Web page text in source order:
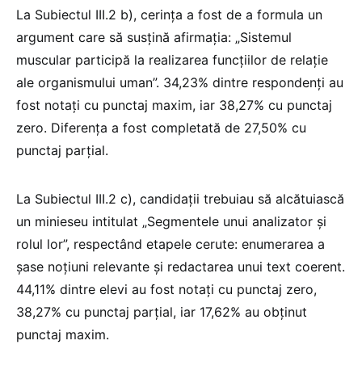
La Subiectul III.2 b), cerința a fost de a formula un
argument care să susțină afirmația: „Sistemul
muscular participă la realizarea funcțiilor de relație
ale organismului uman”. 34,23% dintre respondenți au
fost notați cu punctaj maxim, iar 38,27% cu punctaj
zero. Diferența a fost completată de 27,50% cu
punctaj parțial.
La Subiectul III.2 c), candidații trebuiau să alcătuiască
un minieseu intitulat „Segmentele unui analizator și
rolul lor”, respectând etapele cerute: enumerarea a
șase noțiuni relevante și redactarea unui text coerent.
44,11% dintre elevi au fost notați cu punctaj zero,
38,27% cu punctaj parțial, iar 17,62% au obținut
punctaj maxim.